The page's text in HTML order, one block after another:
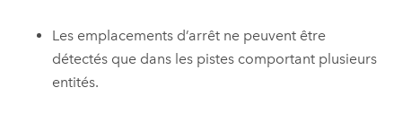
Les emplacements d’arrêt ne peuvent être
détectés que dans les pistes comportant plusieurs
entités.